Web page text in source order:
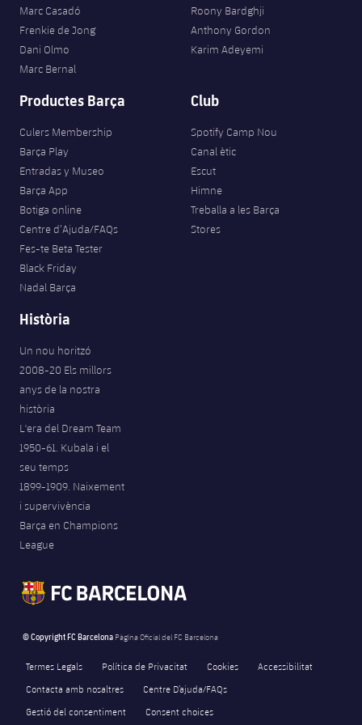
Jugadors
Fotos
Palmarès
Classificació
Juvenil
Infantil
Aleví
Notícies
Atletisme
plusicon
més
Actualitat
Masculí
Femení
Agenda
Bàsquet en cadira de rodes
Jugadors
Calendari
Resultats
Classificació
plusicon
més
Actualitat
Jugadors
Calendari
Resultats
Classificació
plusicon
més
Notícies
Hockey Herba Masculí
Hockey Herba Femení
Patinatge artístic
plusicon
més
Actualitat
Plantilla
Escola de Patinatge
Rugby
Jugadors
Classificació
plusicon
més
Notícies
Voleibol masculí
Voleibol femení
Apunta't a les amateurs
plusicon
més
Apunta't a les amateurs
Carnet de l'Esportista Amateur
PLUSICON
MÉS
League of Legends
VALORANT Rising
eFootball
Marc Casadó
Frenkie de Jong
Dani Olmo
Marc Bernal
Roony Bardghji
Anthony Gordon
Karim Adeyemi
Productes Barça
Culers Membership
Barça Play
Entradas y Museo
Barça App
Botiga online
Centre d’Ajuda/FAQs
Fes-te Beta Tester
Black Friday
Nadal Barça
Club
Spotify Camp Nou
Canal ètic
Escut
Himne
Treballa a les Barça
Stores
Història
Un nou horitzó
2008-20 Els millors
anys de la nostra
història
L'era del Dream Team
1950-61. Kubala i el
seu temps
1899-1909. Naixement
i supervivència
Barça en Champions
League
© Copyright FC Barcelona Pàgina Oficial del FC Barcelona
Termes Legals Política de Privacitat Cookies
Accessibilitat
Contacta amb nosaltres
Centre D’ajuda/FAQs
Gestió del consentiment
Consent choices